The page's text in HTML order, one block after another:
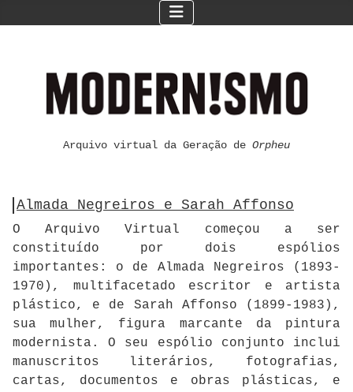
Arquivo virtual da Geração de Orpheu
Almada Negreiros e Sarah Affonso
O Arquivo Virtual começou a ser
constituído por dois espólios
importantes: o de Almada Negreiros (1893-
1970), multifacetado escritor e artista
plástico, e de Sarah Affonso (1899-1983),
sua mulher, figura marcante da pintura
modernista. O seu espólio conjunto inclui
manuscritos literários, fotografias,
cartas, documentos e obras plásticas, e